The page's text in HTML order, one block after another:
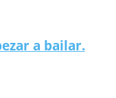
a bailar.